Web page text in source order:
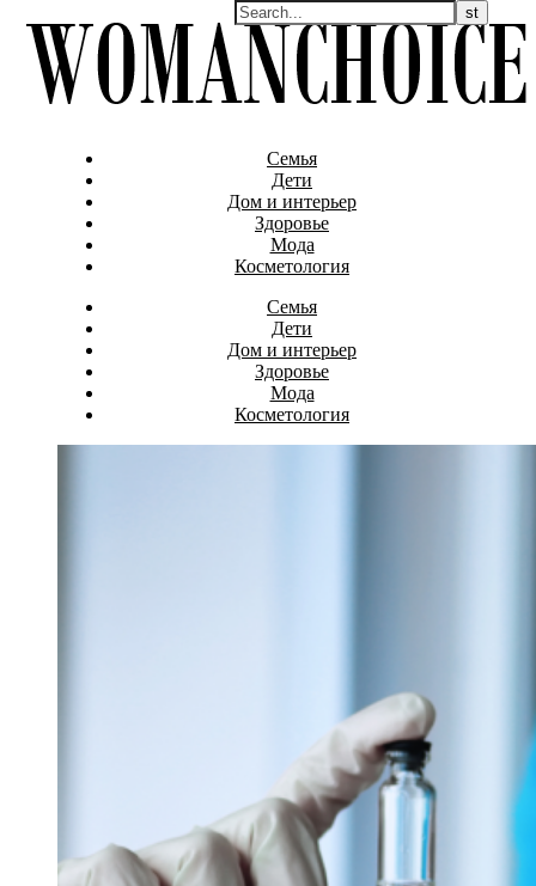
Семья
Дети
Дом и интерьер
Здоровье
Мода
Косметология
Семья
Дети
Дом и интерьер
Здоровье
Мода
Косметология